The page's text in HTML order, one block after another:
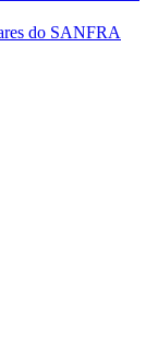
do SANFRA